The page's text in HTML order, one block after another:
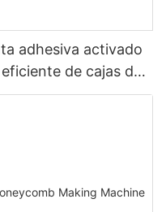
adhesiva activado
de cajas de